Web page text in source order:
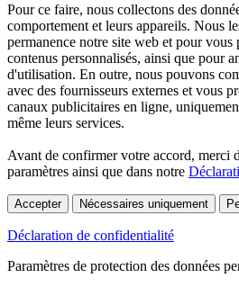
Pour ce faire, nous collectons des
comportement et leurs appareils. Nous
permanence notre site web et pour vous
contenus personnalisés, ainsi que pour
d'utilisation. En outre, nous pouvons
avec des fournisseurs externes et vous
canaux publicitaires en ligne,
même leurs services.
Avant de confirmer votre accord, merci
paramètres ainsi que dans notre
Accepter Nécessaires uniquement
Déclaration de confidentialité
Paramètres de protection des données